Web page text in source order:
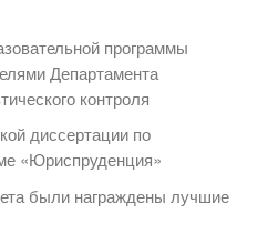
программы
Департамента
контроля
диссертации по
«Юриспруденция»
были награждены лучшие